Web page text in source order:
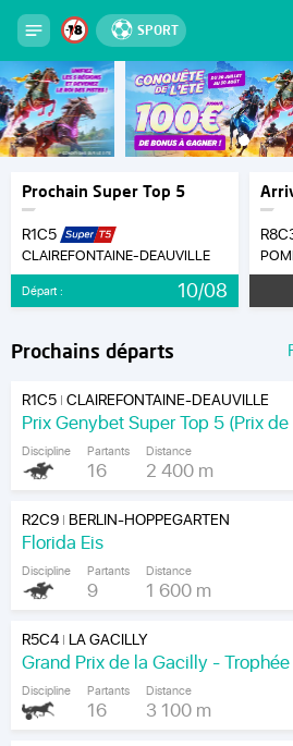
SPORT
Prochain Super Top 5
R1C5
CLAIREFONTAINE-DEAUVILLE
Départ : 10/08
Prochains départs
R1C5|CLAIREFONTAINE-DEAUVILLE
Discipline Partants
16
Distance
2 400 m
R2C9| BERLIN-HOPPEGARTEN
Florida Eis
Discipline Partants
9
Distance
1 600 m
R5C4| LA GACILLY
Grand Prix de la Gacilly -
Discipline Partants
16
Distance
3 100 m